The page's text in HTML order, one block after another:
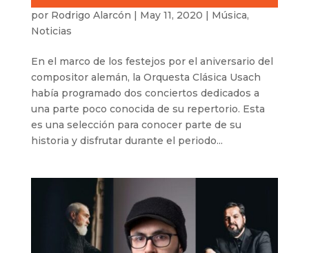
por Rodrigo Alarcón | May 11, 2020 | Música,
Noticias
En el marco de los festejos por el aniversario del
compositor alemán, la Orquesta Clásica Usach
había programado dos conciertos dedicados a
una parte poco conocida de su repertorio. Esta
es una selección para conocer parte de su
historia y disfrutar durante el periodo...